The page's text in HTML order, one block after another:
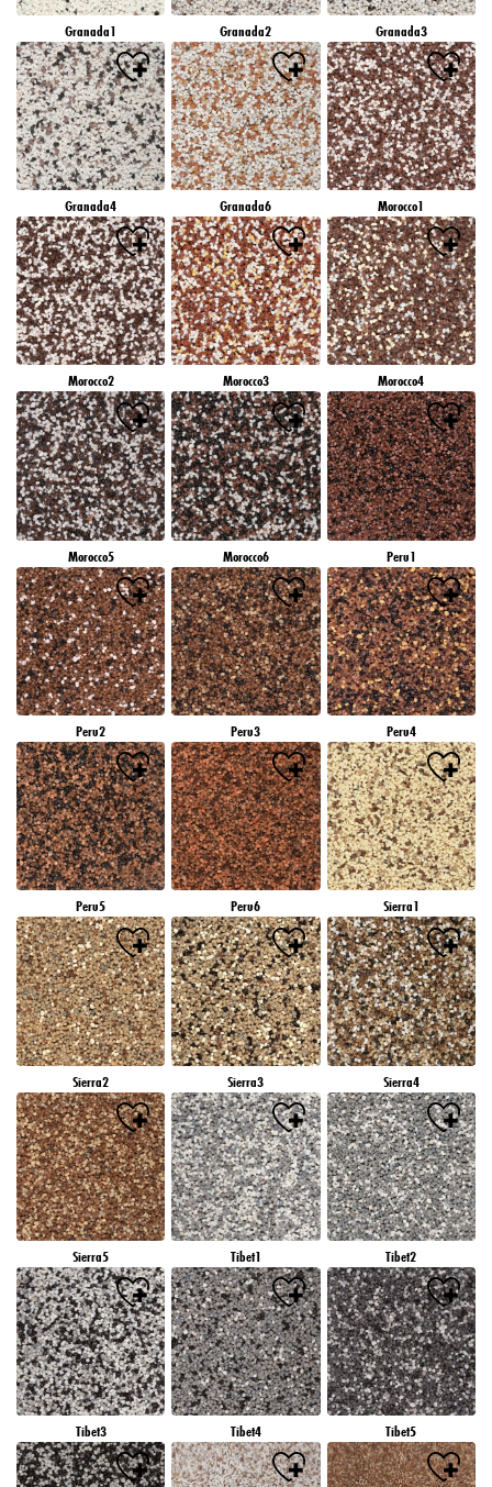
Granada1 Granada2 Granada3
Granada4 Granada6 Morocco1
Morocco2 Morocco3 Morocco4
Morocco5 Morocco6 Peru1
Peru2 Peru3 Peru4
Peru5 Peru6 Sierra1
Sierra2 Sierra3 Sierra4
Sierra5 Tibet1 Tibet2
Tibet3 Tibet4 Tibet5